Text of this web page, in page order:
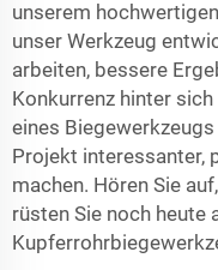
unserem
unser Werkzeug
arbeiten, bessere
Konkurrenz hinter
eines
Projekt interessanter,
machen. Hören Sie
rüsten Sie noch heute